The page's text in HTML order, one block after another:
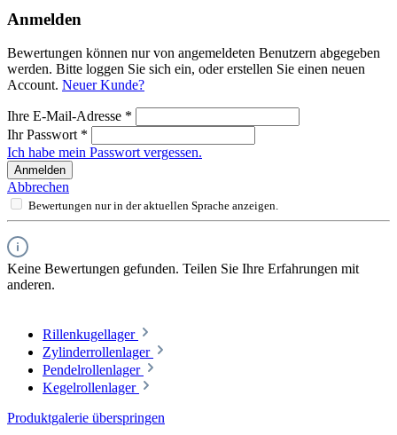
Anmelden
Bewertungen können nur von angemeldeten Benutzern abgegeben
werden. Bitte loggen Sie sich ein, oder erstellen Sie einen neuen
Account. Neuer Kunde?
Ihre E-Mail-Adresse *
Ihr Passwort *
Ich habe mein Passwort vergessen.
Anmelden
Abbrechen
Bewertungen nur in der aktuellen Sprache anzeigen.
Keine Bewertungen gefunden. Teilen Sie Ihre Erfahrungen mit
anderen.
Rillenkugellager
Zylinderrollenlager
Pendelrollenlager
Kegelrollenlager
Produktgalerie überspringen